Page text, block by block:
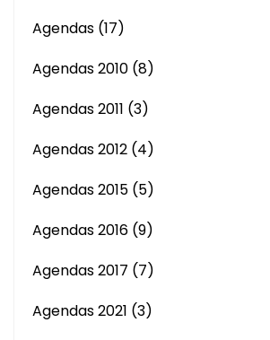
Agendas (17)
Agendas 2010 (8)
Agendas 2011 (3)
Agendas 2012 (4)
Agendas 2015 (5)
Agendas 2016 (9)
Agendas 2017 (7)
Agendas 2021 (3)